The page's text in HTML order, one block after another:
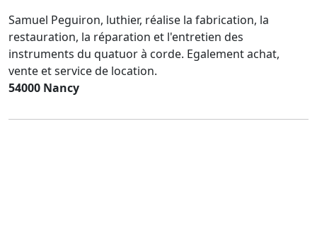
Samuel Peguiron, luthier, réalise la fabrication, la
restauration, la réparation et l'entretien des
instruments du quatuor à corde. Egalement achat,
vente et service de location.
54000 Nancy